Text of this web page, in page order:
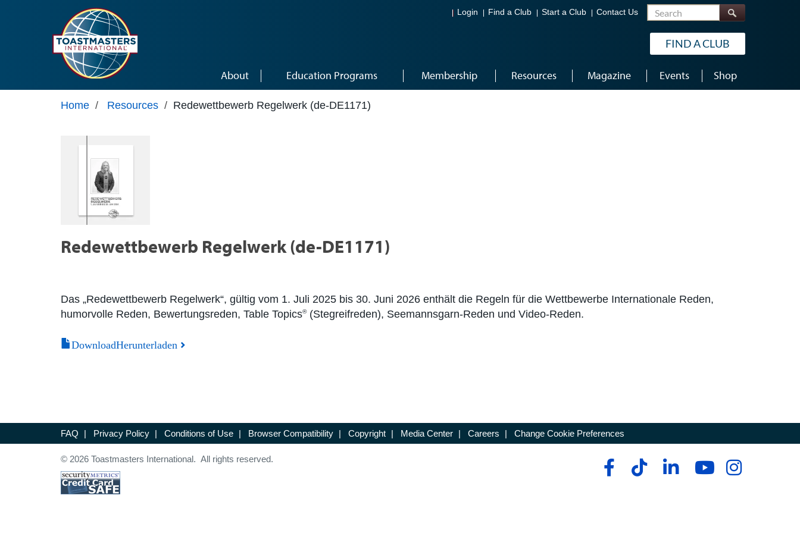
Login Find a Club Start a Club Contact Us Search
FIND A CLUB
About Education Programs Membership Resources Magazine Events Shop
Home / Resources / Redewettbewerb Regelwerk (de-DE1171)
Redewettbewerb Regelwerk (de-DE1171)
Das „Redewettbewerb Regelwerk“, gültig vom 1. Juli 2025 bis 30. Juni 2026 enthält die Regeln für die Wettbewerbe Internationale Reden,
humorvolle Reden, Bewertungsreden, Table Topics®(Stegreifreden), Seemannsgarn-Reden und Video-Reden.
DownloadHerunterladen
FAQ | Privacy Policy | Conditions of Use | Browser Compatibility | Copyright | Media Center | Careers | Change Cookie Preferences
© 2026 Toastmasters International. All rights reserved.